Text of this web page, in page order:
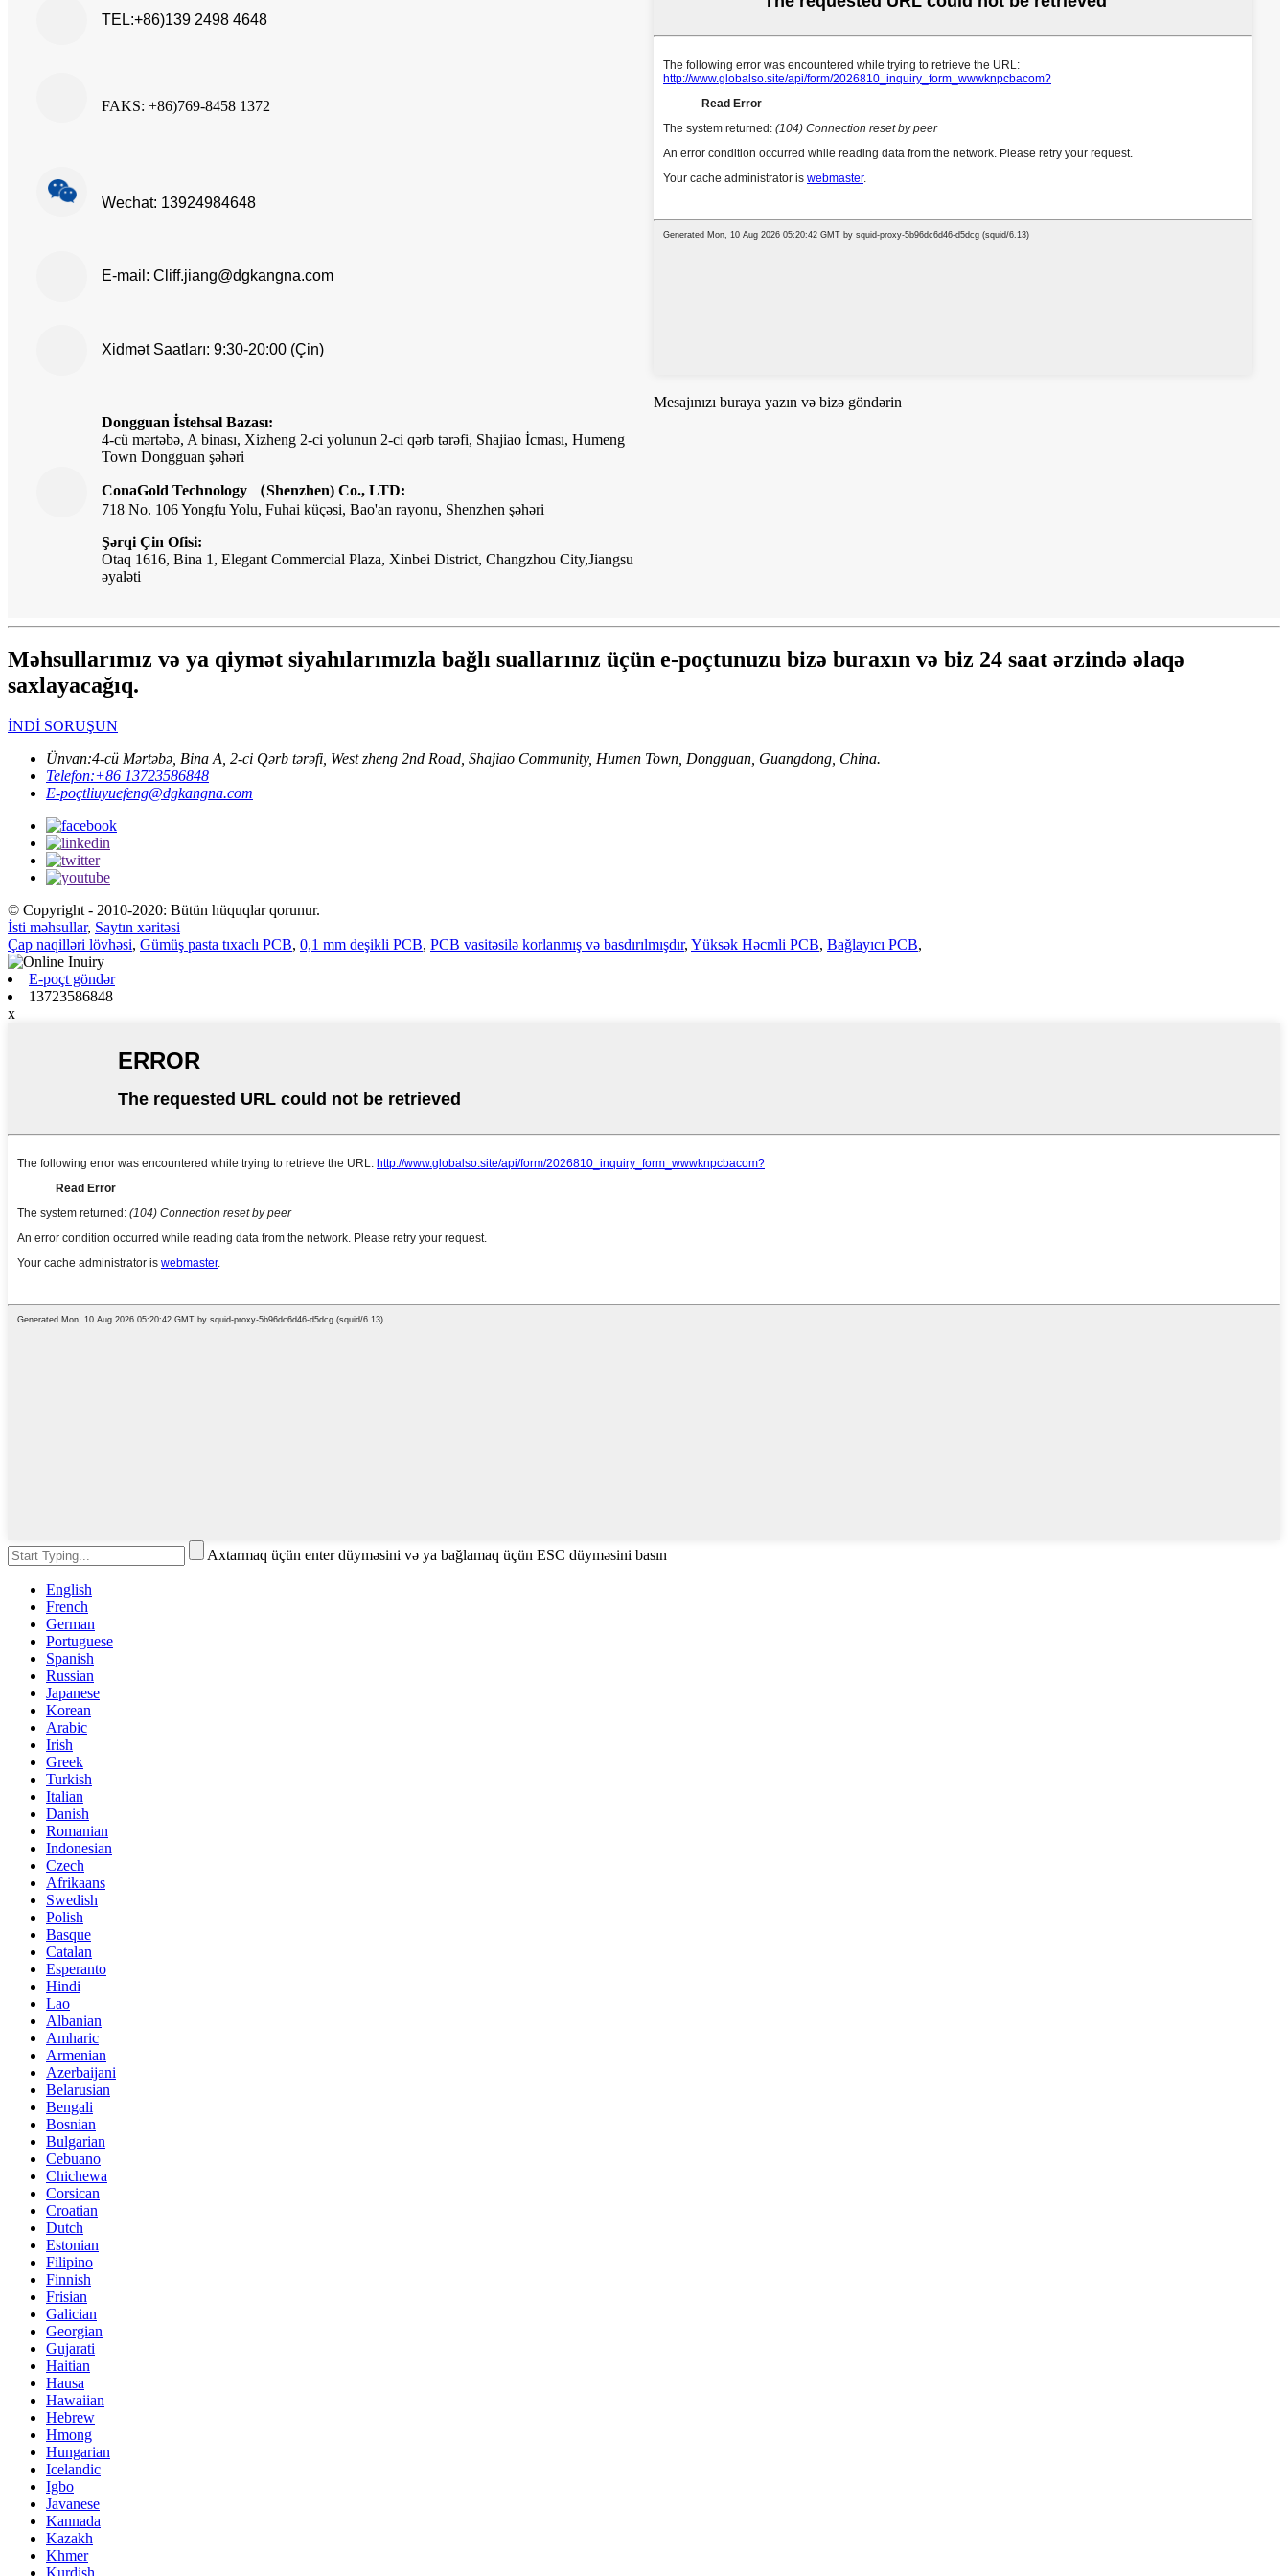
TEL:+86)139 2498 4648
FAKS: +86)769-8458 1372
Wechat: 13924984648
E-mail: Cliff.jiang@dgkangna.com
Xidmət Saatları: 9:30-20:00 (Çin)
Dongguan İstehsal Bazası:
4-cü mərtəbə, A binası, Xizheng 2-ci yolunun 2-ci qərb tərəfi, Shajiao İcması, Humeng
Town Dongguan şəhəri
ConaGold Technology （Shenzhen) Co., LTD:
718 No. 106 Yongfu Yolu, Fuhai küçəsi, Bao'an rayonu, Shenzhen şəhəri
Şərqi Çin Ofisi:
Otaq 1616, Bina 1, Elegant Commercial Plaza, Xinbei District, Changzhou City,Jiangsu
əyaləti
Mesajınızı buraya yazın və bizə göndərin
Məhsullarımız və ya qiymət siyahılarımızla bağlı suallarınız üçün e-poçtunuzu bizə buraxın və biz 24 saat ərzində əlaqə
saxlayacağıq.
İNDİ SORUŞUN
Ünvan:4-cü Mərtəbə, Bina A, 2-ci Qərb tərəfi, West zheng 2nd Road, Shajiao Community, Humen Town, Dongguan, Guangdong, China.
Telefon:+86 13723586848
E-poçtliuyuefeng@dgkangna.com
© Copyright - 2010-2020: Bütün hüquqlar qorunur.
İsti məhsullar, Saytın xəritəsi
Çap naqilləri lövhəsi, Gümüş pasta tıxaclı PCB, 0,1 mm deşikli PCB, PCB vasitəsilə korlanmış və basdırılmışdır, Yüksək Həcmli PCB, Bağlayıcı PCB,
E-poçt göndər
13723586848
x
Axtarmaq üçün enter düyməsini və ya bağlamaq üçün ESC düyməsini basın
English
French
German
Portuguese
Spanish
Russian
Japanese
Korean
Arabic
Irish
Greek
Turkish
Italian
Danish
Romanian
Indonesian
Czech
Afrikaans
Swedish
Polish
Basque
Catalan
Esperanto
Hindi
Lao
Albanian
Amharic
Armenian
Azerbaijani
Belarusian
Bengali
Bosnian
Bulgarian
Cebuano
Chichewa
Corsican
Croatian
Dutch
Estonian
Filipino
Finnish
Frisian
Galician
Georgian
Gujarati
Haitian
Hausa
Hawaiian
Hebrew
Hmong
Hungarian
Icelandic
Igbo
Javanese
Kannada
Kazakh
Khmer